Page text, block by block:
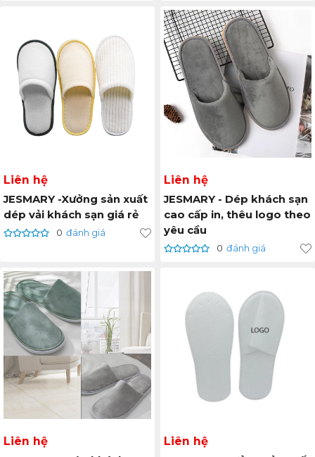
Liên hệ
JESMARY -Xưởng sản xuất
dép vải khách sạn giá rẻ
0 đánh giá
Liên hệ
JESMARY - Dép khách sạn
cao cấp in, thêu logo theo
yêu cầu
0 đánh giá
Liên hệ Liên hệ